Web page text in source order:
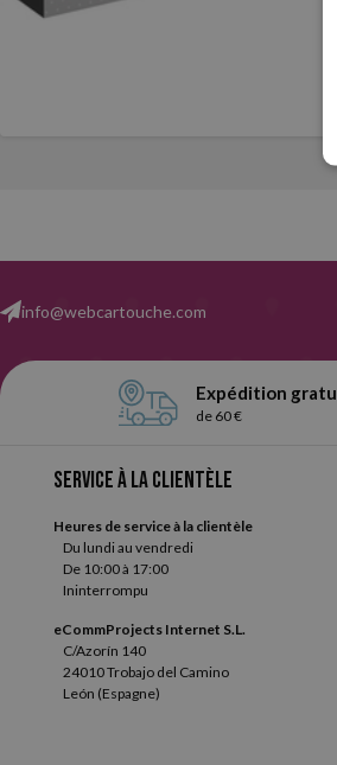
info@webcartouche.com
Expédition
de 60 €
Service à la clientèle
Heures de service à la clientèle
Du lundi au vendredi
De 10:00 à 17:00
Ininterrompu
eCommProjects Internet S.L.
C/Azorín 140
24010 Trobajo del Camino
León (Espagne)